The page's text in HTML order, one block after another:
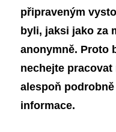
připraveným
byli, jaksi jako za
anonymně. Proto
nechejte
alespoň
informace.